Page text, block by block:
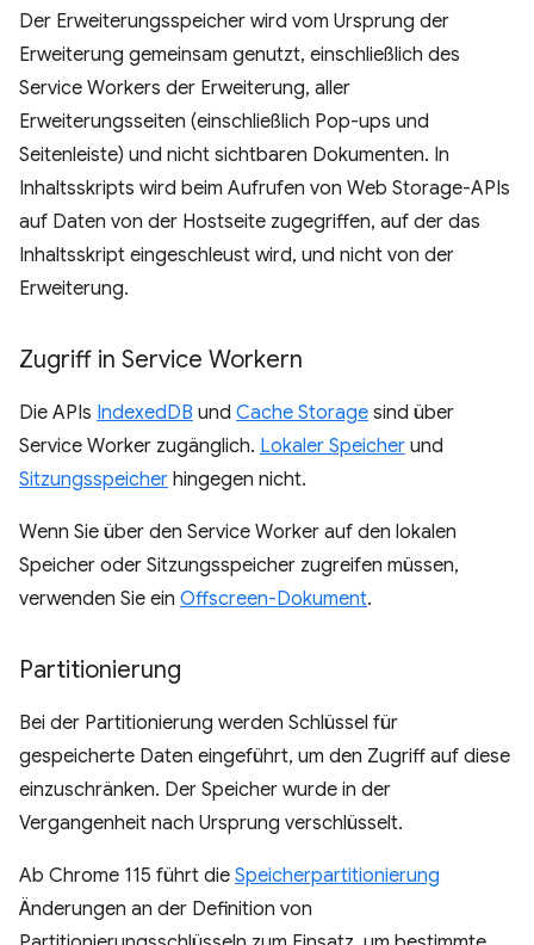
Der Erweiterungsspeicher wird vom Ursprung der
Erweiterung gemeinsam genutzt, einschließlich des
Service Workers der Erweiterung, aller
Erweiterungsseiten (einschließlich Pop-ups und
Seitenleiste) und nicht sichtbaren Dokumenten. In
Inhaltsskripts wird beim Aufrufen von Web Storage-APIs
auf Daten von der Hostseite zugegriffen, auf der das
Inhaltsskript eingeschleust wird, und nicht von der
Erweiterung.
Zugriff in Service Workern
Die APIs IndexedDB und Cache Storage sind über
Service Worker zugänglich. Lokaler Speicher und
Sitzungsspeicher hingegen nicht.
Wenn Sie über den Service Worker auf den lokalen
Speicher oder Sitzungsspeicher zugreifen müssen,
verwenden Sie ein Offscreen-Dokument.
Partitionierung
Bei der Partitionierung werden Schlüssel für
gespeicherte Daten eingeführt, um den Zugriff auf diese
einzuschränken. Der Speicher wurde in der
Vergangenheit nach Ursprung verschlüsselt.
Ab Chrome 115 führt die Speicherpartitionierung
Änderungen an der Definition von